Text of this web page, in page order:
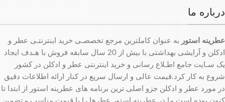
درباره ما
عطرینه استور به عنوان کاملترین مرجع تخصصـی خرید اینترنتـی عطر و
ادکلن و آرایشی بهداشتی با بیش از 20 سال سابقه فروش با هـدف ایجاد
یک سـایت جامع اطـلاع رسانی و خرید اینترنتی عطر و ادکلن در کشور
شروع به کار کرد.قیمت عالی و ارسال سریع در کنار ارائه اطلاعات دقیق
در مورد عطر و ادکلن جزو اصلی ترین برنامه های عطرینه استور از ابتدا تا